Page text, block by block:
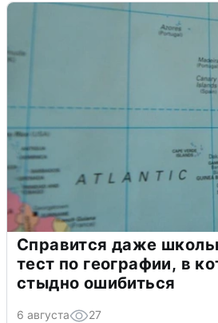
Справится даже
тест по географии, в
стыдно ошибиться
6 августа 27